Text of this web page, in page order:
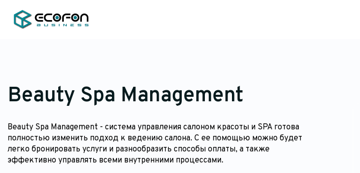
Beauty Spa Management
Beauty Spa Management - система управления салоном красоты и SPA готова
полностью изменить подход к ведению салона. С ее помощью можно будет
легко бронировать услуги и разнообразить способы оплаты, а также
эффективно управлять всеми внутренними процессами.